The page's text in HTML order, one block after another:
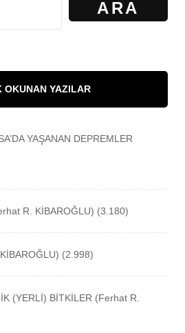
ARA
OKUNAN YAZILAR
YAŞANAN DEPREMLER
R. KİBAROĞLU) (3.180)
(2.998)
(YERLİ) BİTKİLER (Ferhat R.